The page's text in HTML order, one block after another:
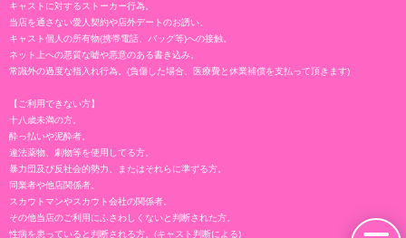
キャストに対するストーカー行為。
当店を通さない愛人契約や店外デートのお誘い。
キャスト個人の所有物(携帯電話、バッグ等)への接触。
ネット上への悪質な嘘や悪意のある書き込み。
常識外の過度な指入れ行為。(負傷した場合、医療費と休業補償を支払って頂きます)
【ご利用できない方】
十八歳未満の方。
酔っ払いや泥酔者。
違法薬物、劇物等を使用してる方。
暴力団及び反社会的勢力、またはそれらに準ずる方。
同業者や他店関係者。
スカウトマンやスカウト会社の関係者。
その他当店のご利用にふさわしくないと判断された方。
性病を患っていると判断される方。(キャスト判断による)